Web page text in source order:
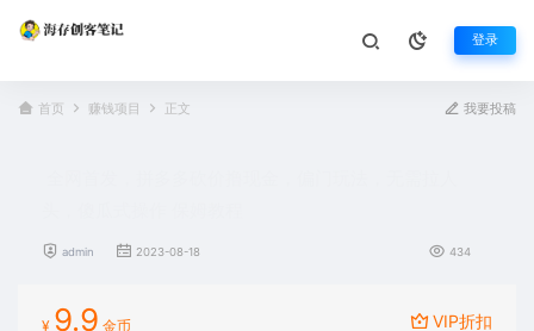
登录
首页 赚钱项目 正文 我要投稿
admin 2023-08-18 434
¥ 9.9 金币 VIP折扣